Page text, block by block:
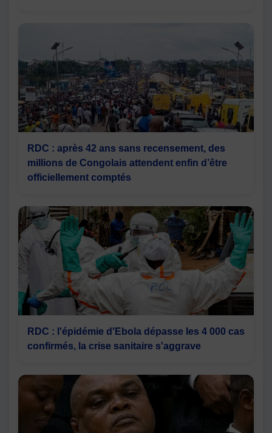
RDC : après 42 ans sans recensement, des
millions de Congolais attendent enfin d’être
officiellement comptés
RDC : l'épidémie d'Ebola dépasse les 4 000 cas
confirmés, la crise sanitaire s'aggrave